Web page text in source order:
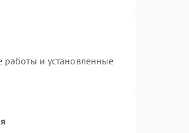
работы и установленные